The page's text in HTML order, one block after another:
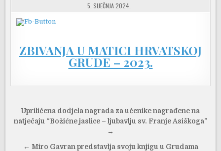
5. SIJEČNJA 2024.
ZBIVANJA U MATICI HRVATSKOJ
GRUDE – 2023.
Navigacija
objava
Upriličena dodjela nagrada za učenike nagrađene na
natječaju “Božićne jaslice – ljubavlju sv. Franje Asiškoga”
→
← Miro Gavran predstavlja svoju knjigu u Grudama